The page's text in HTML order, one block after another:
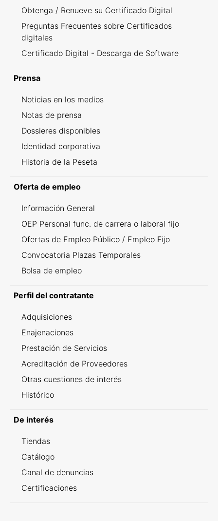
Obtenga / Renueve su Certificado Digital
Preguntas Frecuentes sobre Certificados
digitales
Certificado Digital - Descarga de Software
Prensa
Noticias en los medios
Notas de prensa
Dossieres disponibles
Identidad corporativa
Historia de la Peseta
Oferta de empleo
Información General
OEP Personal func. de carrera o laboral fijo
Ofertas de Empleo Público / Empleo Fijo
Convocatoria Plazas Temporales
Bolsa de empleo
Perfil del contratante
Adquisiciones
Enajenaciones
Prestación de Servicios
Acreditación de Proveedores
Otras cuestiones de interés
Histórico
De interés
Tiendas
Catálogo
Canal de denuncias
Certificaciones